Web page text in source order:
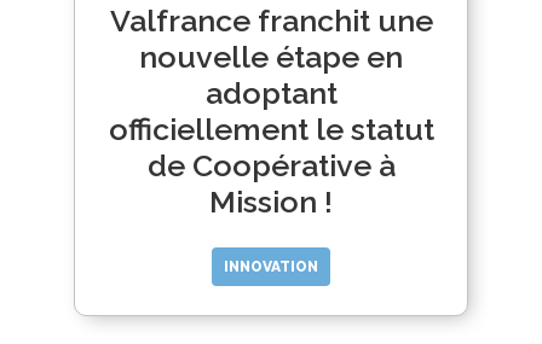
Valfrance franchit une
nouvelle étape en
adoptant
officiellement le statut
de Coopérative à
Mission !
INNOVATION